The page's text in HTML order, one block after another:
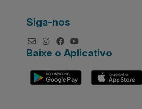
Siga-nos
Baixe o Aplicativo